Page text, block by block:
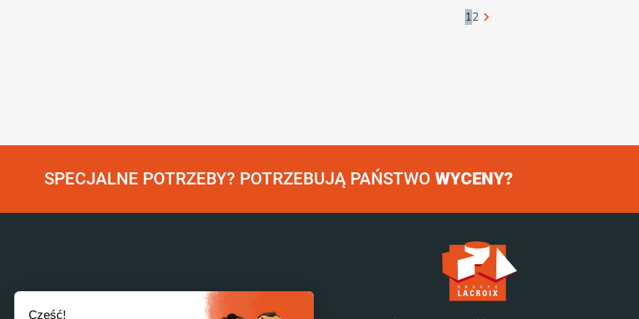
12
SPECJALNE POTRZEBY? POTRZEBUJĄ PAŃSTWO WYCENY?